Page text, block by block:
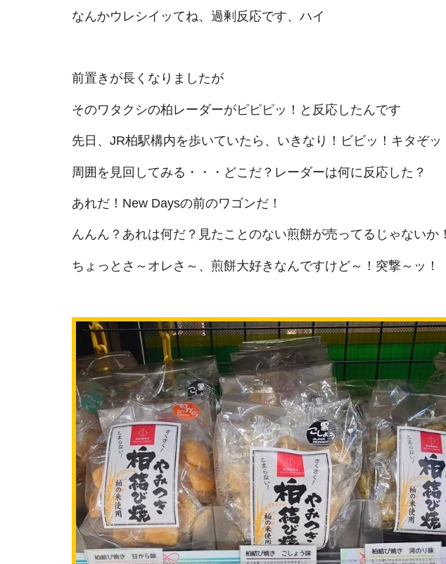
なんかウレシイッてね、過剰反応です、ハイ
前置きが長くなりましたが
そのワタクシの柏レーダーがピピピッ！と反応したんです
先日、JR柏駅構内を歩いていたら、いきなり！ビビッ！キタぞッ
周囲を見回してみる・・・どこだ？レーダーは何に反応した？
あれだ！New Daysの前のワゴンだ！
んんん？あれは何だ？見たことのない煎餅が売ってるじゃないか！
ちょっとさ～オレさ～、煎餅大好きなんですけど～！突撃～ッ！